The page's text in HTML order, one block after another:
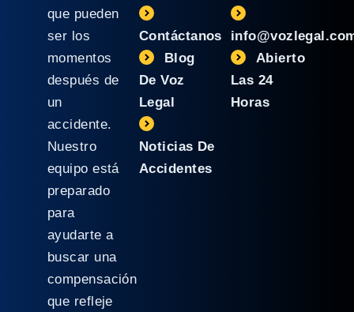
que pueden
ser los
momentos
después de
un
accidente.
Nuestro
equipo está
preparado
para
ayudarte a
buscar una
compensación
que refleje
Contáctanos
Blog
De Voz
Legal
Noticias De
Accidentes
Abierto
Las 24
Horas